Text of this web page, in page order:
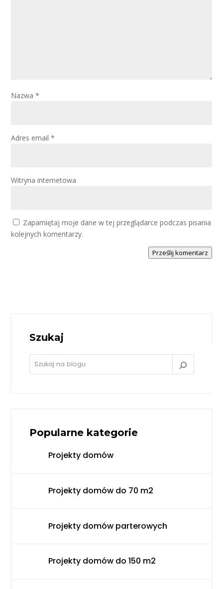
Nazwa*
Adres email*
Witryna internetowa
Zapamiętaj moje dane w tej przeglądarce podczas pisania
kolejnych komentarzy.
Prześlij komentarz
Szukaj
Popularne kategorie
Projekty domów
Projekty domów do 70 m2
Projekty domów parterowych
Projekty domów do 150 m2